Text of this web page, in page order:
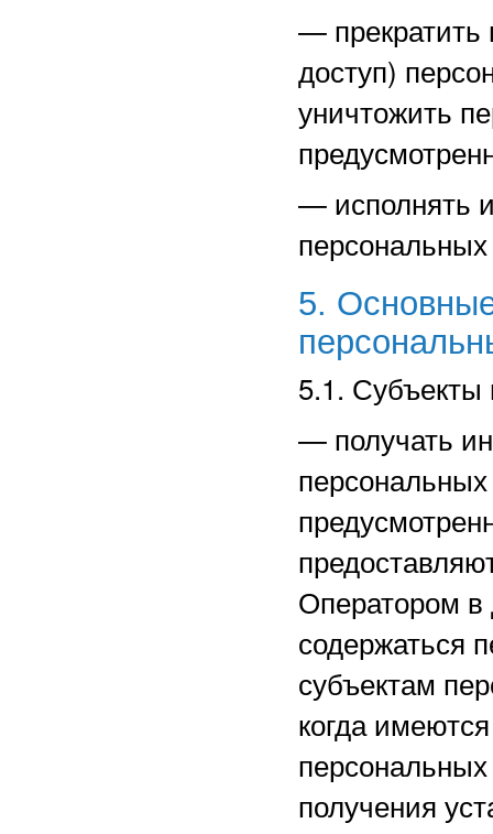
—
доступ)
уничтожить
— исполнять
5.
5.1.
— получать
Оператором
содержаться
субъектам
когда
получения